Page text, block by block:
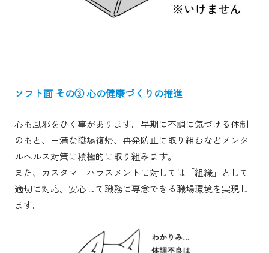
ソフト面 その③ 心の健康づくりの推進
心も風邪をひく事があります。早期に不調に気づける体制
のもと、円満な職場復帰、再発防止に取り組むなどメンタ
ルヘルス対策に積極的に取り組みます。
また、カスタマーハラスメントに対しては「組織」として
適切に対応。安心して職務に専念できる職場環境を実現し
ます。